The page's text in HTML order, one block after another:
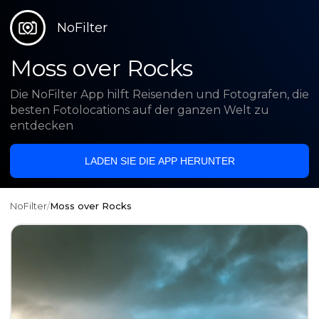
NoFilter
Moss over Rocks
Die NoFilter App hilft Reisenden und Fotografen, die
besten Fotolocations auf der ganzen Welt zu
entdecken
LADEN SIE DIE APP HERUNTER
NoFilter/Moss over Rocks